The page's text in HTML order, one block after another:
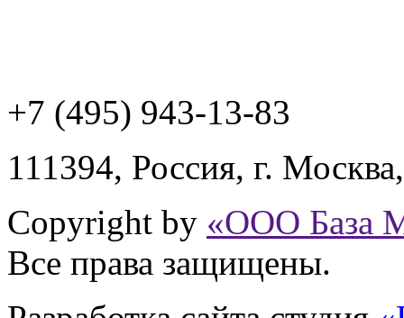
+7 (495) 943-13-83
111394, Россия, г. Москва
Copyright by «ООО База
Все права защищены.